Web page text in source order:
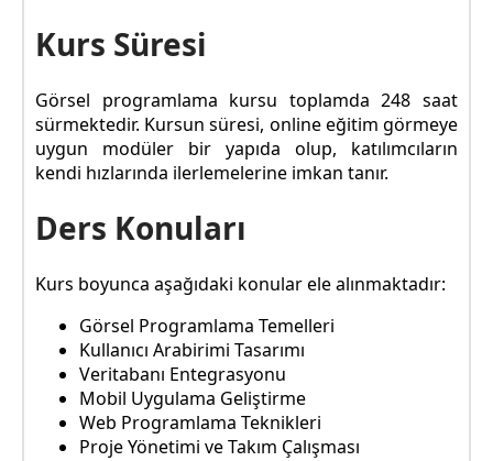
Kurs Süresi
Görsel programlama kursu toplamda 248 saat
sürmektedir. Kursun süresi, online eğitim görmeye
uygun modüler bir yapıda olup, katılımcıların
kendi hızlarında ilerlemelerine imkan tanır.
Ders Konuları
Kurs boyunca aşağıdaki konular ele alınmaktadır:
Görsel Programlama Temelleri
Kullanıcı Arabirimi Tasarımı
Veritabanı Entegrasyonu
Mobil Uygulama Geliştirme
Web Programlama Teknikleri
Proje Yönetimi ve Takım Çalışması